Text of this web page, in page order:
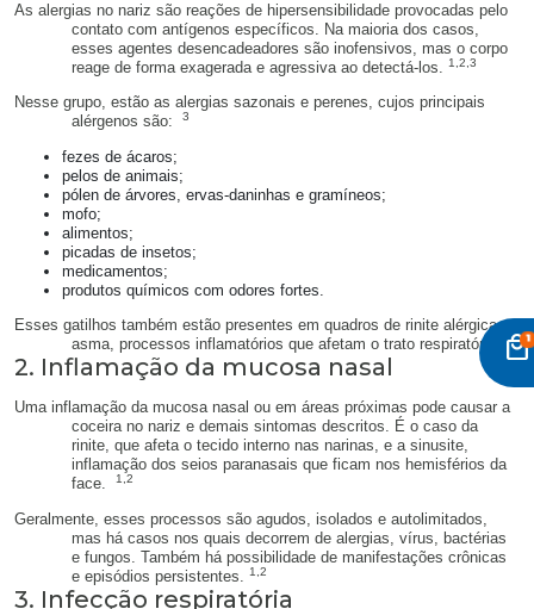
local_mall
As alergias no nariz são reações de hipersensibilidade provocadas pelo
contato com antígenos específicos. Na maioria dos casos,
esses agentes desencadeadores são inofensivos, mas o corpo
reage de forma exagerada e agressiva ao detectá-los. 1,2,3
Nesse grupo, estão as alergias sazonais e perenes, cujos principais
alérgenos são:
3
fezes de ácaros;
pelos de animais;
pólen de árvores, ervas-daninhas e gramíneos;
mofo;
alimentos;
picadas de insetos;
medicamentos;
produtos químicos com odores fortes.
Esses gatilhos também estão presentes em quadros de rinite alérgica e
asma, processos inflamatórios que afetam o trato respiratório.
3
2. Inflamação da mucosa nasal
Uma inflamação da mucosa nasal ou em áreas próximas pode causar a
coceira no nariz e demais sintomas descritos. É o caso da
rinite, que afeta o tecido interno nas narinas, e a sinusite,
inflamação dos seios paranasais que ficam nos hemisférios da
face.
1,2
Geralmente, esses processos são agudos, isolados e autolimitados,
mas há casos nos quais decorrem de alergias, vírus, bactérias
e fungos. Também há possibilidade de manifestações crônicas
e episódios persistentes.
1,2
3. Infecção respiratória